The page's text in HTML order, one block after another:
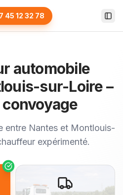
45 12 32 78
automobile
sur-Loire –
entre Nantes et Montlouis-
expérimenté.